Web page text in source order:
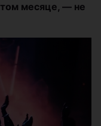
месяце, — не